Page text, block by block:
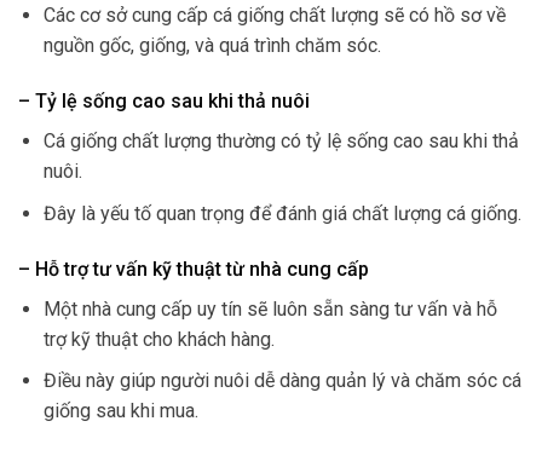
Các cơ sở cung cấp cá giống chất lượng sẽ có hồ sơ về
nguồn gốc, giống, và quá trình chăm sóc.
– Tỷ lệ sống cao sau khi thả nuôi
Cá giống chất lượng thường có tỷ lệ sống cao sau khi thả
nuôi.
Đây là yếu tố quan trọng để đánh giá chất lượng cá giống.
– Hỗ trợ tư vấn kỹ thuật từ nhà cung cấp
Một nhà cung cấp uy tín sẽ luôn sẵn sàng tư vấn và hỗ
trợ kỹ thuật cho khách hàng.
Điều này giúp người nuôi dễ dàng quản lý và chăm sóc cá
giống sau khi mua.